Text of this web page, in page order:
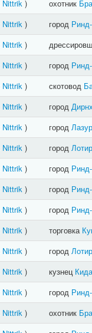
Nittrik ) охотник
Nittrik ) город
Nittrik )
Nittrik ) город
Nittrik ) скотовод
Nittrik ) город
Nittrik ) город
Nittrik ) город
Nittrik ) город
Nittrik ) город
Nittrik ) город
Nittrik ) торговка
Nittrik ) город
Nittrik ) кузнец
Nittrik ) город
Nittrik ) охотник